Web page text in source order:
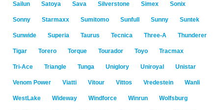
Sailun Satoya Sava Silverstone Simex Sonix
Sonny Starmaxx Sumitomo Sunfull Sunny Suntek
Sunwide Superia Taurus Tecnica Three-A Thunderer
Tigar Torero Torque Tourador Toyo Tracmax
Tri-Ace Triangle Tunga Uniglory Uniroyal Unistar
Venom Power Viatti Vitour Vittos Vredestein Wanli
WestLake Wideway Windforce Winrun Wolfsburg